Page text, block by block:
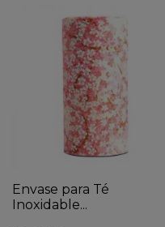
Envase para Té
Inoxidable...